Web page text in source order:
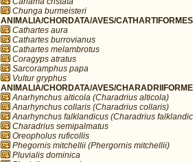
Chunga burmeisteri
ANIMALIA/CHORDATA/AVES/
Cathartes aura
Cathartes burrovianus
Cathartes melambrotus
Coragyps atratus
Sarcoramphus papa
Vultur gryphus
ANIMALIA/CHORDATA/AVES/
Anarhynchus alticola (Charadrius alticola)
Anarhynchus collaris (Charadrius collaris)
Anarhynchus falklandicus (Charadrius
Charadrius semipalmatus
Oreopholus ruficollis
Phegornis mitchellii (Phergornis mitchellii)
Pluvialis dominica